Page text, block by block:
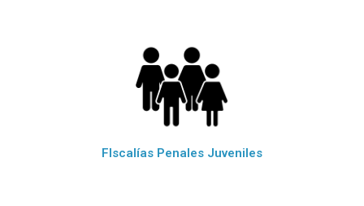
FIscalías Penales Juveniles